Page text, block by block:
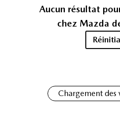
Aucun résultat
chez Mazda
Chargement des